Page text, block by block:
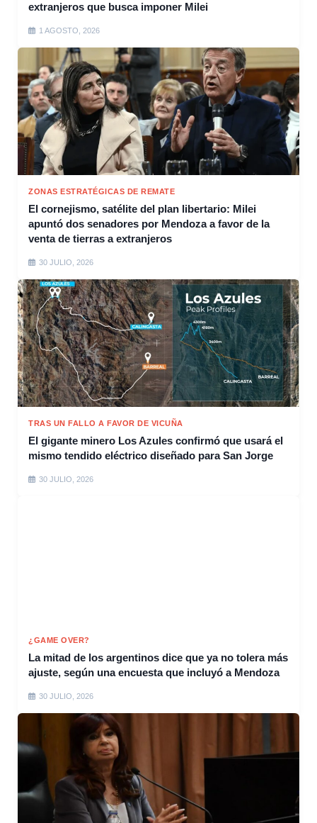
extranjeros que busca imponer Milei
1 AGOSTO, 2026
ZONAS ESTRATÉGICAS DE REMATE
El cornejismo, satélite del plan libertario: Milei
apuntó dos senadores por Mendoza a favor de la
venta de tierras a extranjeros
30 JULIO, 2026
TRAS UN FALLO A FAVOR DE VICUÑA
El gigante minero Los Azules confirmó que usará el
mismo tendido eléctrico diseñado para San Jorge
30 JULIO, 2026
¿GAME OVER?
La mitad de los argentinos dice que ya no tolera más
ajuste, según una encuesta que incluyó a Mendoza
30 JULIO, 2026